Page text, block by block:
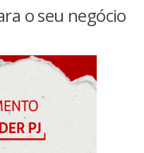
o seu negócio